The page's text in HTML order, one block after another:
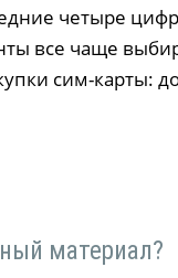
четыре
все чаще
сим-карты:
материал?